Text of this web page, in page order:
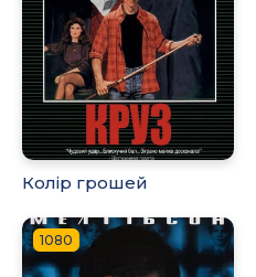
Колір грошей
1080